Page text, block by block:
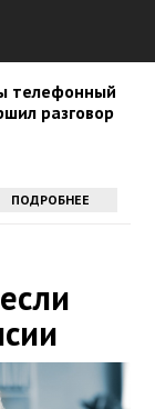
телефонный
разговор
ПОДРОБНЕЕ